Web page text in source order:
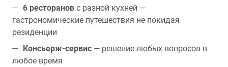
6 ресторанов с разной кухней —
гастрономические путешествия не покидая
резиденции
Консьерж-сервис — решение любых вопросов в
любое время